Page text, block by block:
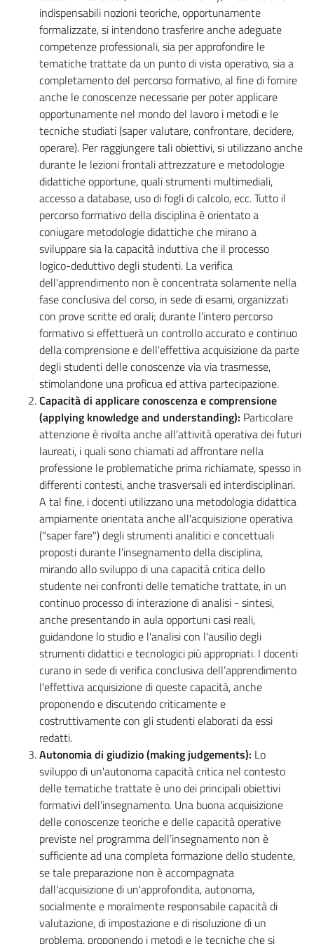
indispensabili nozioni teoriche, opportunamente
formalizzate, si intendono trasferire anche adeguate
competenze professionali, sia per approfondire le
tematiche trattate da un punto di vista operativo, sia a
completamento del percorso formativo, al fine di fornire
anche le conoscenze necessarie per poter applicare
opportunamente nel mondo del lavoro i metodi e le
tecniche studiati (saper valutare, confrontare, decidere,
operare). Per raggiungere tali obiettivi, si utilizzano anche
durante le lezioni frontali attrezzature e metodologie
didattiche opportune, quali strumenti multimediali,
accesso a database, uso di fogli di calcolo, ecc. Tutto il
percorso formativo della disciplina è orientato a
coniugare metodologie didattiche che mirano a
sviluppare sia la capacità induttiva che il processo
logico-deduttivo degli studenti. La verifica
dell'apprendimento non è concentrata solamente nella
fase conclusiva del corso, in sede di esami, organizzati
con prove scritte ed orali; durante l'intero percorso
formativo si effettuerà un controllo accurato e continuo
della comprensione e dell'effettiva acquisizione da parte
degli studenti delle conoscenze via via trasmesse,
stimolandone una proficua ed attiva partecipazione.
Capacità di applicare conoscenza e comprensione
(applying knowledge and understanding): Particolare
attenzione è rivolta anche all’attività operativa dei futuri
laureati, i quali sono chiamati ad affrontare nella
professione le problematiche prima richiamate, spesso in
differenti contesti, anche trasversali ed interdisciplinari.
A tal fine, i docenti utilizzano una metodologia didattica
ampiamente orientata anche all'acquisizione operativa
("saper fare") degli strumenti analitici e concettuali
proposti durante l’insegnamento della disciplina,
mirando allo sviluppo di una capacità critica dello
studente nei confronti delle tematiche trattate, in un
continuo processo di interazione di analisi - sintesi,
anche presentando in aula opportuni casi reali,
guidandone lo studio e l'analisi con l'ausilio degli
strumenti didattici e tecnologici più appropriati. I docenti
curano in sede di verifica conclusiva dell’apprendimento
l'effettiva acquisizione di queste capacità, anche
proponendo e discutendo criticamente e
costruttivamente con gli studenti elaborati da essi
redatti.
Autonomia di giudizio (making judgements): Lo
sviluppo di un'autonoma capacità critica nel contesto
delle tematiche trattate è uno dei principali obiettivi
formativi dell’insegnamento. Una buona acquisizione
delle conoscenze teoriche e delle capacità operative
previste nel programma dell’insegnamento non è
sufficiente ad una completa formazione dello studente,
se tale preparazione non è accompagnata
dall'acquisizione di un'approfondita, autonoma,
socialmente e moralmente responsabile capacità di
valutazione, di impostazione e di risoluzione di un
problema, proponendo i metodi e le tecniche che si